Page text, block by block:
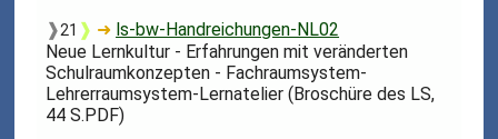
❱21 ❱ ➜ ls-bw-Handreichungen-NL02
Neue Lernkultur - Erfahrungen mit veränderten
Schulraumkonzepten - Fachraumsystem-
Lehrerraumsystem-Lernatelier (Broschüre des LS,
44 S.PDF)